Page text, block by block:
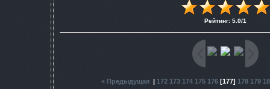
Рейтинг: 5.0/1
« Предыдущая| 172 173 174 175 176[177] 178 179